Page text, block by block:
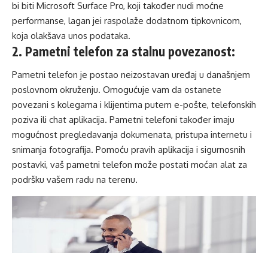
bi biti Microsoft Surface Pro, koji također nudi moćne
performanse, lagan jei raspolaže dodatnom tipkovnicom,
koja olakšava unos podataka.
2. Pametni telefon za stalnu povezanost:
Pametni telefon je postao neizostavan uređaj u današnjem
poslovnom okruženju. Omogućuje vam da ostanete
povezani s kolegama i klijentima putem e-pošte, telefonskih
poziva ili chat aplikacija. Pametni telefoni također imaju
mogućnost pregledavanja dokumenata, pristupa internetu i
snimanja fotografija. Pomoću pravih aplikacija i sigurnosnih
postavki, vaš pametni telefon može postati moćan alat za
podršku vašem radu na terenu.